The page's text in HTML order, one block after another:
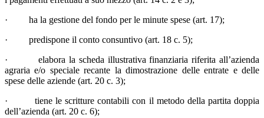
· ha la gestione del fondo per le minute spese (art. 17);
· predispone il conto consuntivo (art. 18 c. 5);
· elabora la scheda illustrativa finanziaria riferita all’azienda
agraria e/o speciale recante la dimostrazione delle entrate e delle
spese delle aziende (art. 20 c. 3);
· tiene le scritture contabili con il metodo della partita doppia
dell’azienda (art. 20 c. 6);